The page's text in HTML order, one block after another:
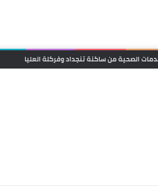
الصحية من ساكنة تنجداد وفركلة العليا